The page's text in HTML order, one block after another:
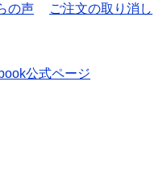
の声 ご注文の取り消し
公式ページ